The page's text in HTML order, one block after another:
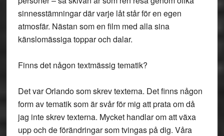
sinnesstämningar där varje låt står för en egen
atmosfär. Nästan som en film med alla sina
känslomässiga toppar och dalar.
Finns det någon textmässig tematik?
Det var Orlando som skrev texterna. Det finns någon
form av tematik som är svår för mig att prata om då
jag inte skrev texterna. Mycket handlar om att växa
upp och de förändringar som tvingas på dig. Våra